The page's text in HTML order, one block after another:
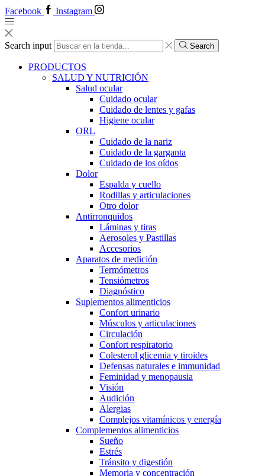
Facebook Instagram
Search input Search
PRODUCTOS
SALUD Y NUTRICIÓN
Salud ocular
Cuidado ocular
Cuidado de lentes y gafas
Higiene ocular
ORL
​​Cuidado de la nariz
​​Cuidado de la garganta
​​Cuidado de los oídos
Dolor
Espalda y cuello
Rodillas y articulaciones
Otro dolor
Antirronquidos
Láminas y tiras
Aerosoles y Pastillas
Accesorios
Aparatos de medición
Termómetros
Tensiómetros
Diagnóstico
Suplementos alimenticios
Confort urinario
Músculos y articulaciones
Circulación
Confort respiratorio
Colesterol glicemia y tiroides
Defensas naturales e immunidad
Feminidad y menopausia
Visión
Audición
Alergias
Complejos vitamínicos y energía
Complementos alimenticios
Sueño
Estrés
Tránsito y digestión
Memoria y concentración